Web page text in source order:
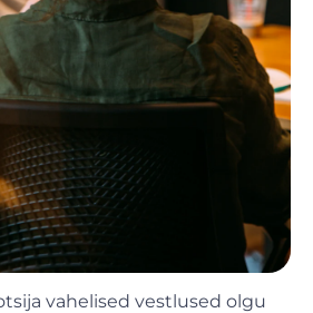
vahelised vestlused olgu